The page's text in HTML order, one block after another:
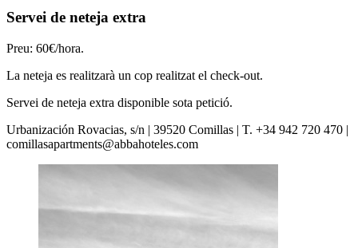
Servei de neteja extra
Preu: 60€/hora.
La neteja es realitzarà un cop realitzat el check-out.
Servei de neteja extra disponible sota petició.
Urbanización Rovacias, s/n | 39520 Comillas | T. +34 942 720 470 |
comillasapartments@abbahoteles.com